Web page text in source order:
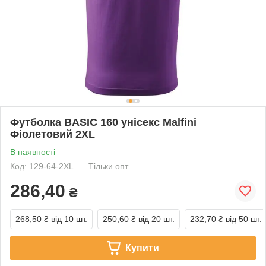
Футболка BASIC 160 унісекс Malfini
Фіолетовий 2XL
В наявності
Код: 129-64-2XL
Тільки опт
286,40 ₴
268,50 ₴ від 10 шт. 250,60 ₴ від 20 шт. 232,70 ₴ від 50 шт.
Купити